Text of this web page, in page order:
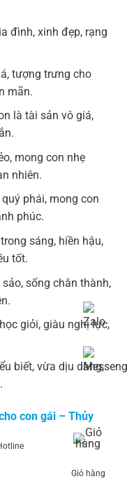
đình, xinh đẹp, rạng
tượng trưng cho
mãn.
là tài sản vô giá,
mong con nhẹ
nhiên.
phái, mong con
phúc.
sáng, hiền hậu,
tốt.
sống chân thành,
giỏi, giàu nghị lực,
biết, vừa dịu dàng,
con gái – Thủy
30 tên gọi tuyệt đẹp
tên con gái mệnhGiỏ hàng